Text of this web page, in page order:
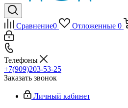
Сравнение0 Отложенные 0
Телефоны
+7(909)203-53-25
Заказать звонок
Личный кабинет